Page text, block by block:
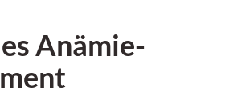
Anämie-